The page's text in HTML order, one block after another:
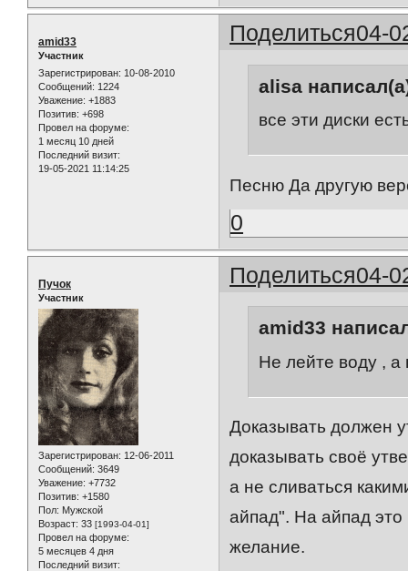
Поделиться04-
amid33
Участник
Зарегистрирован: 10-08-2010
Сообщений: 1224
Уважение: +1883
Позитив: +698
Провел на форуме:
1 месяц 10 дней
Последний визит:
19-05-2021 11:14:25
alisa
все эти диски
Песню Да другую
0
Поделиться04-
Пучок
Участник
Зарегистрирован: 12-06-2011
Сообщений: 3649
Уважение: +7732
Позитив: +1580
Пол: Мужской
Возраст: 33 [1993-04-01]
Провел на форуме:
5 месяцев 4 дня
Последний визит:
amid33
Не лейте воду , а
Доказывать должен
доказывать своё
а не сливаться
айпад". На айпад
желание.